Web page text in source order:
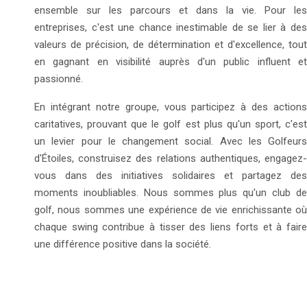
ensemble sur les parcours et dans la vie. Pour les
entreprises, c'est une chance inestimable de se lier à des
valeurs de précision, de détermination et d'excellence, tout
en gagnant en visibilité auprès d'un public influent et
passionné.
En intégrant notre groupe, vous participez à des actions
caritatives, prouvant que le golf est plus qu'un sport, c'est
un levier pour le changement social. Avec les Golfeurs
d'Étoiles, construisez des relations authentiques, engagez-
vous dans des initiatives solidaires et partagez des
moments inoubliables. Nous sommes plus qu'un club de
golf, nous sommes une expérience de vie enrichissante où
chaque swing contribue à tisser des liens forts et à faire
une différence positive dans la société.